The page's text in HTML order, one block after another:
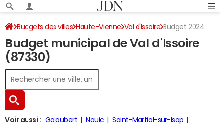
Budgets des villes Haute-Vienne Val d'Issoire Budget 2024
Budget municipal de Val d'Issoire
(87330)
Voir aussi : Gajoubert Nouic
Saint-Martial-sur-Isop